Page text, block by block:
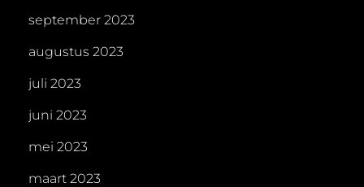
september 2023
augustus 2023
juli 2023
juni 2023
mei 2023
maart 2023